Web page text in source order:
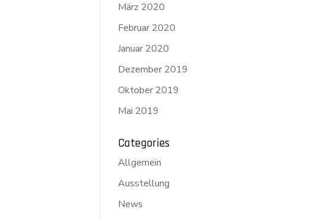
März 2020
Februar 2020
Januar 2020
Dezember 2019
Oktober 2019
Mai 2019
Categories
Allgemein
Ausstellung
News